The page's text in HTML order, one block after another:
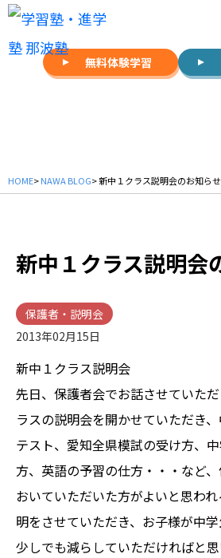
無料体験学習
HOME>NAWA BLOG> 新中１クラス説明会のお知らせ
新中１クラス説明会
保護者・説明会
2013年02月15日
新中１クラス説明会
先日、保護者会でお話させていた
ラスの説明会を開かせていただき
テスト、愛知全県模試の受け方、
方、英語の予習の仕方・・・など
おいていただいた方がよいと思わ
明をさせていただき、お子様が中
少しでも減らしていただければと思